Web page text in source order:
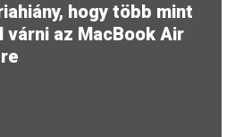
hogy több mint
várni az MacBook Air